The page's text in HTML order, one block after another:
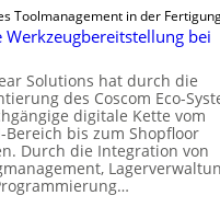
t
v
n
S
p
i
n
d
Toolmanagement in der
Werkzeugbereitstellung bei
Solutions hat durch die
des Coscom Eco-
digitale Kette vom
Bereich bis zum Shopfloor
Durch die Integration von